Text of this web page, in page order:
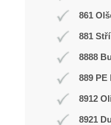
861
881
8888
889 PE
8912
8921